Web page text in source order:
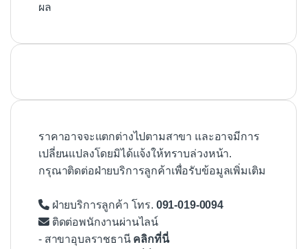
ผล
ราคาอาจจะแตกต่างไปตามสาขา และอาจมีการ
เปลี่ยนแปลงโดยมิได้แจ้งให้ทราบล่วงหน้า.
กรุณาติดต่อฝ่ายบริการลูกค้าเพื่อรับข้อมูลเพิ่มเติม
ฝ่ายบริการลูกค้า โทร. 091-019-0094
ติดต่อพนักงานผ่านไลน์
- สาขาอุบลราชธานี คลิกที่นี่